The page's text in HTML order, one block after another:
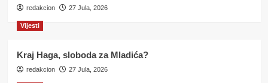
redakcion 27 Jula, 2026
Vijesti
Kraj Haga, sloboda za Mladića?
redakcion 27 Jula, 2026